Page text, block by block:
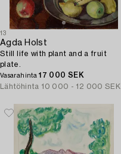
13
Agda Holst
Still life with plant and a fruit
plate.
Vasarahinta17 000 SEK
Lähtöhinta 10 000 - 12 000 SEK